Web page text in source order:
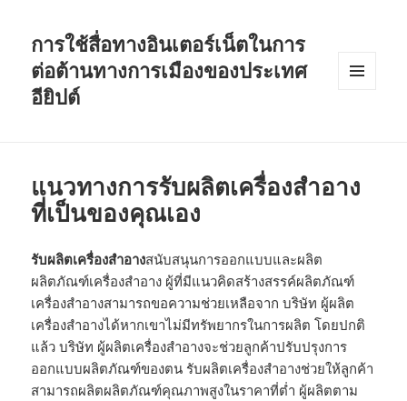
การใช้สื่อทางอินเตอร์เน็ตในการ
ต่อต้านทางการเมืองของประเทศ
อียิปต์
แนวทางการรับผลิตเครื่องสำอาง
ที่เป็นของคุณเอง
รับผลิตเครื่องสำอางสนับสนุนการออกแบบและผลิต
ผลิตภัณฑ์เครื่องสำอาง ผู้ที่มีแนวคิดสร้างสรรค์ผลิตภัณฑ์
เครื่องสำอางสามารถขอความช่วยเหลือจาก บริษัท ผู้ผลิต
เครื่องสำอางได้หากเขาไม่มีทรัพยากรในการผลิต โดยปกติ
แล้ว บริษัท ผู้ผลิตเครื่องสำอางจะช่วยลูกค้าปรับปรุงการ
ออกแบบผลิตภัณฑ์ของตน รับผลิตเครื่องสำอางช่วยให้ลูกค้า
สามารถผลิตผลิตภัณฑ์คุณภาพสูงในราคาที่ต่ำ ผู้ผลิตตาม